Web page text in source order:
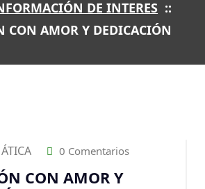
DE INTERES ::
CON AMOR Y DEDICACIÓN
0 Comentarios
CON AMOR Y